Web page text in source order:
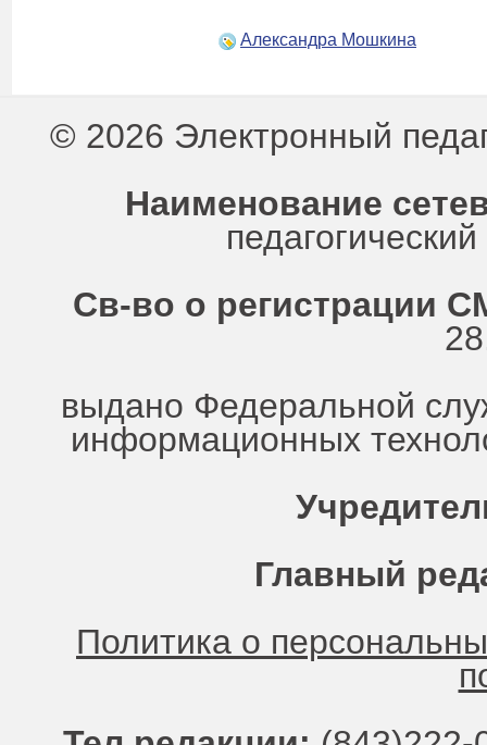
Александра Мошкина
© 2026 Электронный
Наименование
Св-во о регистрации
выдано Федеральной
информационных
Главный
Политика о